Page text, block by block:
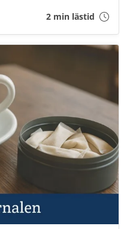
att leda till sämre
2 min lästid